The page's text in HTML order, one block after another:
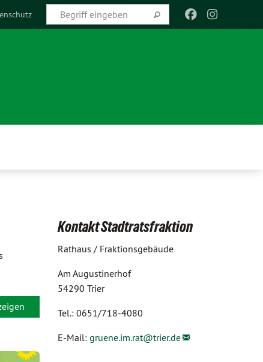
Kontakt Stadtratsfraktion
Rathaus / Fraktionsgebäude
Am Augustinerhof
54290 Trier
Tel.: 0651/718-4080
E-Mail: gruene.im.rat@trier.de